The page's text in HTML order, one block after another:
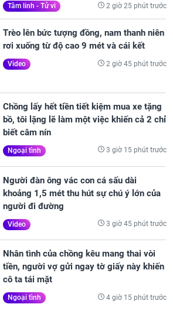
Tâm linh - Tử vi 2 giờ 25 phút trước
Trèo lên bức tượng đồng, nam thanh niên
rơi xuống từ độ cao 9 mét và cái kết
Video 2 giờ 45 phút trước
Chồng lấy hết tiền tiết kiệm mua xe tặng
bồ, tôi lặng lẽ làm một việc khiến cả 2 chỉ
biết câm nín
Ngoại tình 3 giờ 15 phút trước
Người đàn ông vác con cá sấu dài
khoảng 1,5 mét thu hút sự chú ý lớn của
người đi đường
Video 3 giờ 45 phút trước
Nhân tình của chồng kêu mang thai vòi
tiền, người vợ gửi ngay tờ giấy này khiến
cô ta tái mặt
Ngoại tình 4 giờ 15 phút trước